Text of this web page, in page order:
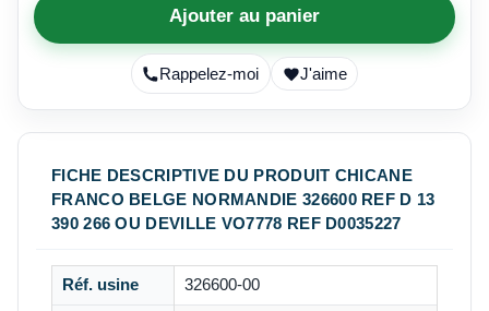
Ajouter au panier
Rappelez-moi J'aime
FICHE DESCRIPTIVE DU PRODUIT CHICANE
FRANCO BELGE NORMANDIE 326600 REF D 13
390 266 OU DEVILLE VO7778 REF D0035227
Réf. usine 326600-00